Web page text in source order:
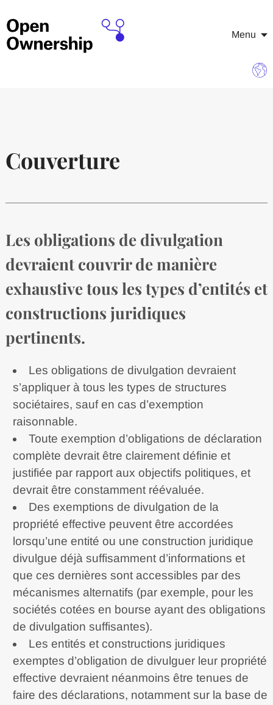
Menu
Couverture
Les obligations de divulgation
devraient couvrir de manière
exhaustive tous les types d’entités et
constructions juridiques
pertinents.
Les obligations de divulgation devraient
s’appliquer à tous les types de structures
sociétaires, sauf en cas d’exemption
raisonnable.
Toute exemption d’obligations de déclaration
complète devrait être clairement définie et
justifiée par rapport aux objectifs politiques, et
devrait être constamment réévaluée.
Des exemptions de divulgation de la
propriété effective peuvent être accordées
lorsqu’une entité ou une construction juridique
divulgue déjà suffisamment d’informations et
que ces dernières sont accessibles par des
mécanismes alternatifs (par exemple, pour les
sociétés cotées en bourse ayant des obligations
de divulgation suffisantes).
Les entités et constructions juridiques
exemptes d’obligation de divulguer leur propriété
effective devraient néanmoins être tenues de
faire des déclarations, notamment sur la base de